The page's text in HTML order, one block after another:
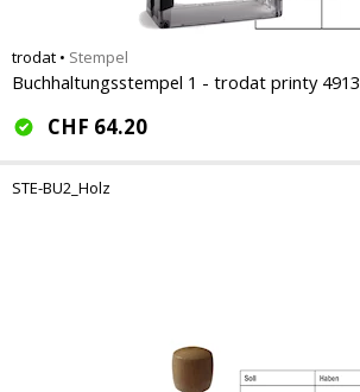
trodat • Stempel
Buchhaltungsstempel 1 - trodat printy 4913
CHF 64.20
STE-BU2_Holz